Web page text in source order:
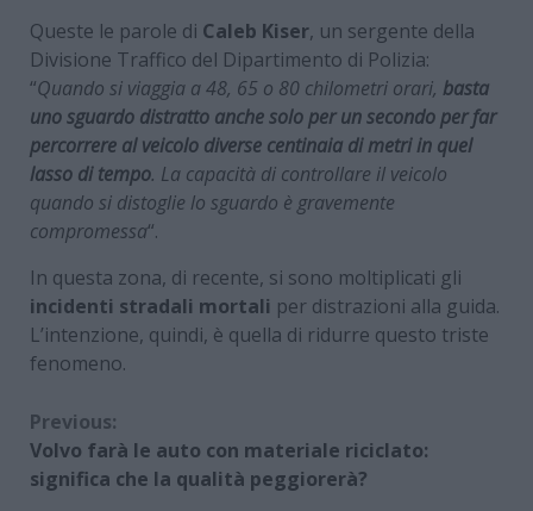
Queste le parole di Caleb Kiser, un sergente della
Divisione Traffico del Dipartimento di Polizia:
“Quando si viaggia a 48, 65 o 80 chilometri orari, basta
uno sguardo distratto anche solo per un secondo per far
percorrere al veicolo diverse centinaia di metri in quel
lasso di tempo. La capacità di controllare il veicolo
quando si distoglie lo sguardo è gravemente
compromessa“.
In questa zona, di recente, si sono moltiplicati gli
incidenti stradali mortali per distrazioni alla guida.
L’intenzione, quindi, è quella di ridurre questo triste
fenomeno.
Continue
Reading
Previous:
Volvo farà le auto con materiale riciclato:
significa che la qualità peggiorerà?